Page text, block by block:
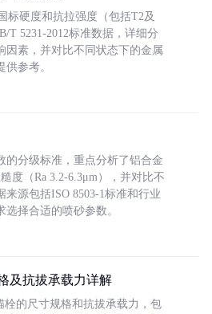
标硬度和抗拉强度（包括T2及
T 5231-2012标准数据，详细分
因素，并对比不同状态下的金属
参考。
的分级标准，重点分析了铝合金
度（Ra 3.2-6.3μm），并对比不
来源包括ISO 8503-1标准和行业
择合适的喷砂参数。
及抗拔承载力详解
栓的尺寸规格和抗拔承载力，包